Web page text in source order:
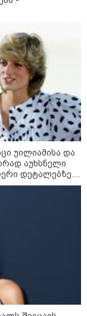
სრული
წევრი
წლის
აგვისტოს
უილიამისა და
აუხსნელი
დეტალებზე